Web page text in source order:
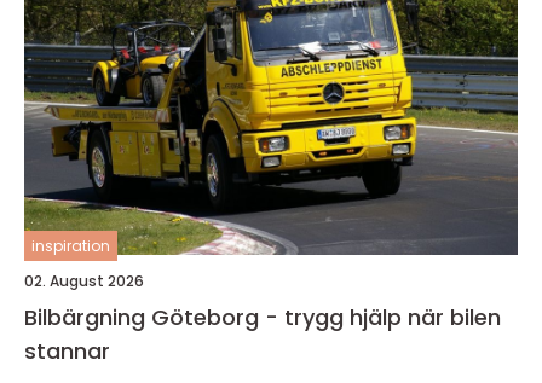
inspiration
02. August 2026
Bilbärgning Göteborg - trygg hjälp när bilen
stannar